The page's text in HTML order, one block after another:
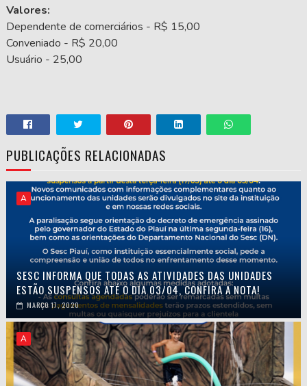
Valores:
Dependente de comerciários - R$ 15,00
Conveniado - R$ 20,00
Usuário - 25,00
PUBLICAÇÕES RELACIONADAS
A
SESC INFORMA QUE TODAS AS ATIVIDADES DAS UNIDADES
ESTÃO SUSPENSOS ATÉ O DIA 03/04, CONFIRA A NOTA!
MARÇO 17, 2020
A